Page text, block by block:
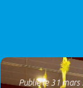
Publié le 31 mars